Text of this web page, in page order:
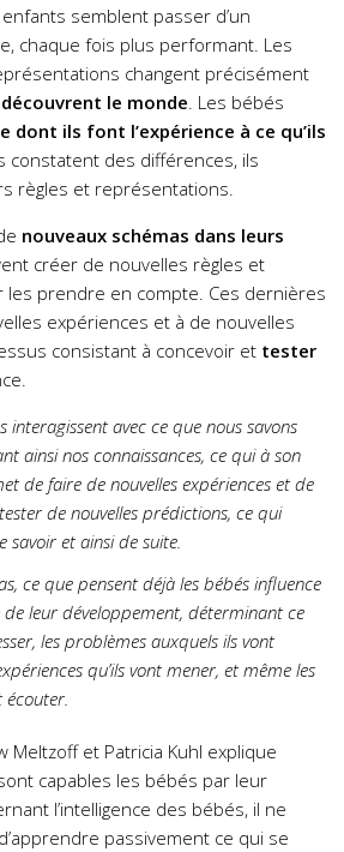
semblent passer d’un
chaque fois plus performant. Les
changent précisément
le monde . Les bébés
dont ils font l’expérience à ce qu’ils
constatent des différences, ils
règles et représentations.
nouveaux schémas dans leurs
créer de nouvelles règles et
prendre en compte. Ces dernières
expériences et à de nouvelles
consistant à concevoir et tester
interagissent avec ce que nous savons
ainsi nos connaissances, ce qui à son
de faire de nouvelles expériences et de
de nouvelles prédictions, ce qui
savoir et ainsi de suite.
ce que pensent déjà les bébés influence
de leur développement, déterminant ce
les problèmes auxquels ils vont
qu’ils vont mener, et même les
écouter.
Meltzoff et Patricia Kuhl explique
capables les bébés par leur
l’intelligence des bébés, il ne
passivement ce qui se